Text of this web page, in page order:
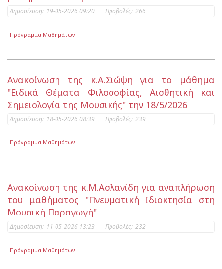
Δημοσίευση: 19-05-2026 09:20 | Προβολές: 266
Πρόγραμμα Μαθημάτων
Ανακοίνωση της κ.Α.Σιώψη για το μάθημα
"Ειδικά Θέματα Φιλοσοφίας, Αισθητική και
Σημειολογία της Μουσικής" την 18/5/2026
Δημοσίευση: 18-05-2026 08:39 | Προβολές: 239
Πρόγραμμα Μαθημάτων
Ανακοίνωση της κ.Μ.Ασλανίδη για αναπλήρωση
του μαθήματος "Πνευματική Ιδιοκτησία στη
Μουσική Παραγωγή"
Δημοσίευση: 11-05-2026 13:23 | Προβολές: 232
Πρόγραμμα Μαθημάτων